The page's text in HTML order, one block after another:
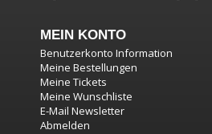
MEIN KONTO
Benutzerkonto Information
Meine Bestellungen
Meine Tickets
Meine Wunschliste
E-Mail Newsletter
Abmelden